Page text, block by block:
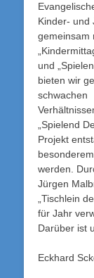
Kinder- und
gemeinsam
und
bieten wir
schwachen
„Spielend
Projekt
werden.
Jürgen
„Tischlein
für Jahr
Darüber ist
Eckhard